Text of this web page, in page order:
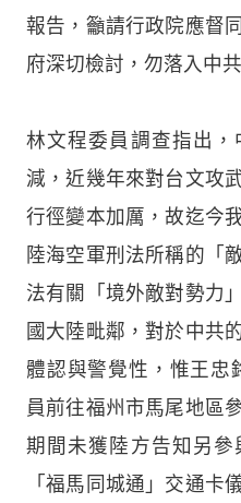
報告，籲請行政院應督
府深切檢討，勿落入中
林文程委員調查指出
減，近幾年來對台文攻
行徑變本加厲，故迄今
陸海空軍刑法所稱的「
法有關「境外敵對勢力
國大陸毗鄰，對於中共
體認與警覺性，惟王忠
員前往福州市馬尾地區
期間未獲陸方告知另
「福馬同城通」交通卡